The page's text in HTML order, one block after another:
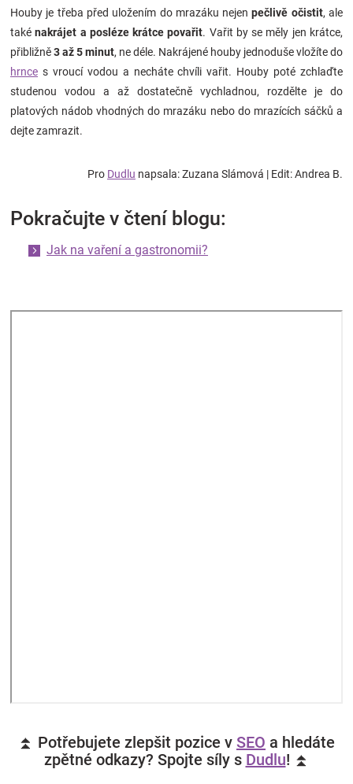
Novinky
Značky
Blog
Hračkářství
Houby je třeba před uložením do mrazáku nejenpečlivě očistit, ale
také nakrájet a posléze krátce povařit. Vařit by se měly jen krátce,
přibližně3 až 5 minut, ne déle. Nakrájené houby jednoduše vložíte do
hrnce s vroucí vodou a necháte chvíli vařit. Houby poté zchlaďte
studenou vodou a až dostatečně vychladnou, rozdělte je do
platových nádob vhodných do mrazáku nebo do mrazících sáčků a
dejte zamrazit.
Pro Dudlu napsala: Zuzana Slámová | Edit: Andrea B.
Pokračujte v čtení blogu:
Jak na vaření a gastronomii?
⏫ Potřebujete zlepšit pozice v SEO a hledáte
zpětné odkazy? Spojte síly s Dudlu! ⏫